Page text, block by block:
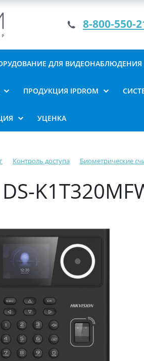
8-800-550-
ДЛЯ ВИДЕОНАБЛЮДЕНИЯ
ПРОДУКЦИЯ IPDROM
УЦЕНКА
Контроль доступа Биометрические